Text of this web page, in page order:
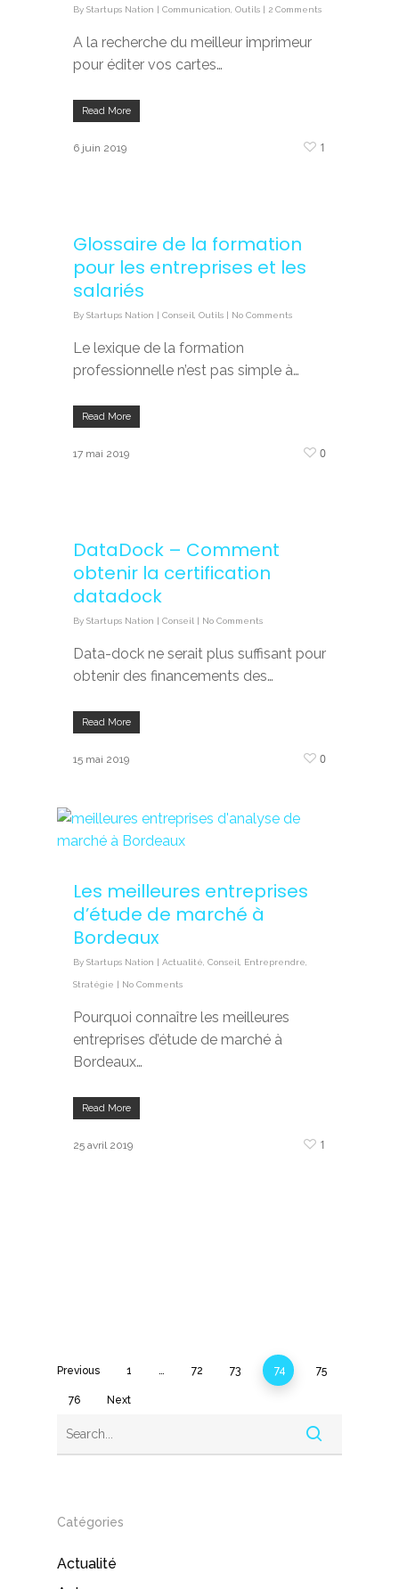
By Startups Nation | Communication Outils | 2 Comments
A la recherche du meilleur imprimeur
pour éditer vos cartes…
Read More
6 juin 2019 1
Glossaire de la formation
pour les entreprises et les
salariés
By Startups Nation | Conseil Outils | No Comments
Le lexique de la formation
professionnelle n’est pas simple à…
Read More
17 mai 2019 0
DataDock – Comment
obtenir la certification
datadock
By Startups Nation | Conseil | No Comments
Data-dock ne serait plus suffisant pour
obtenir des financements des…
Read More
15 mai 2019 0
Les meilleures entreprises
d’étude de marché à
Bordeaux
By Startups Nation | Actualité Conseil Entreprendre
Stratégie | No Comments
Pourquoi connaître les meilleures
entreprises d’étude de marché à
Bordeaux…
Read More
25 avril 2019 1
Previous 1 … 72 73 74 75
76 Next
Catégories
Actualité